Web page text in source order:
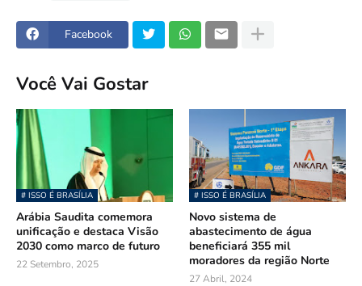
Facebook
Você Vai Gostar
# ISSO É BRASÍLIA
Arábia Saudita comemora
unificação e destaca Visão
2030 como marco de futuro
22 Setembro, 2025
# ISSO É BRASÍLIA
Novo sistema de
abastecimento de água
beneficiará 355 mil
moradores da região Norte
27 Abril, 2024